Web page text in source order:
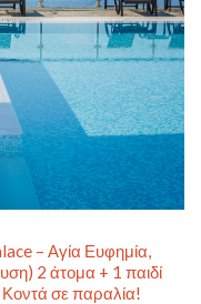
– Αγία Ευφημία,
2 άτομα + 1 παιδί
σε παραλία!